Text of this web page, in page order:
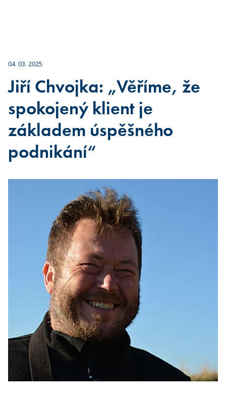
04. 03. 2025
Jiří Chvojka: „Věříme, že
spokojený klient je
základem úspěšného
podnikání“